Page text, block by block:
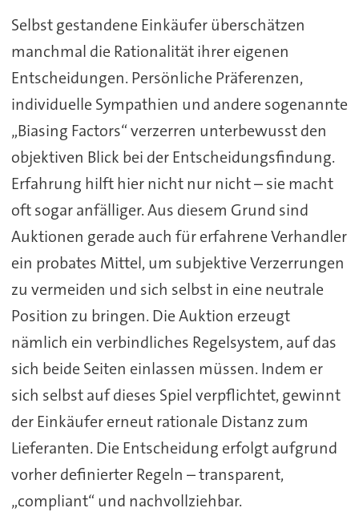
Selbst gestandene Einkäufer überschätzen
manchmal die Rationalität ihrer eigenen
Entscheidungen. Persönliche Präferenzen,
individuelle Sympathien und andere sogenannte
„Biasing Factors“ verzerren unterbewusst den
objektiven Blick bei der Entscheidungsfindung.
Erfahrung hilft hier nicht nur nicht – sie macht
oft sogar anfälliger. Aus diesem Grund sind
Auktionen gerade auch für erfahrene Verhandler
ein probates Mittel, um subjektive Verzerrungen
zu vermeiden und sich selbst in eine neutrale
Position zu bringen. Die Auktion erzeugt
nämlich ein verbindliches Regelsystem, auf das
sich beide Seiten einlassen müssen. Indem er
sich selbst auf dieses Spiel verpflichtet, gewinnt
der Einkäufer erneut rationale Distanz zum
Lieferanten. Die Entscheidung erfolgt aufgrund
vorher definierter Regeln – transparent,
„compliant“ und nachvollziehbar.